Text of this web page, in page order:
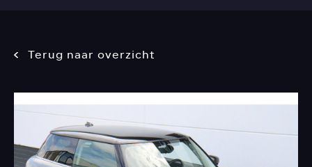
Terug naar overzicht